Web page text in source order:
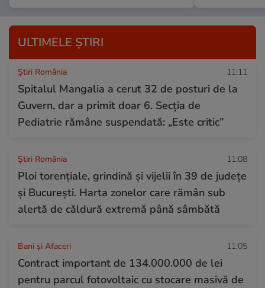
ULTIMELE ȘTIRI
Știri România 11:11
Spitalul Mangalia a cerut 32 de posturi de la
Guvern, dar a primit doar 6. Secția de
Pediatrie rămâne suspendată: „Este critic”
Știri România 11:08
Ploi torențiale, grindină și vijelii în 39 de județe
și București. Harta zonelor care rămân sub
alertă de căldură extremă până sâmbătă
Bani și Afaceri 11:05
Contract important de 134.000.000 de lei
pentru parcul fotovoltaic cu stocare masivă de